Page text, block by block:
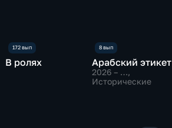
В ролях Арабский этикет
2026 – …,
Исторические